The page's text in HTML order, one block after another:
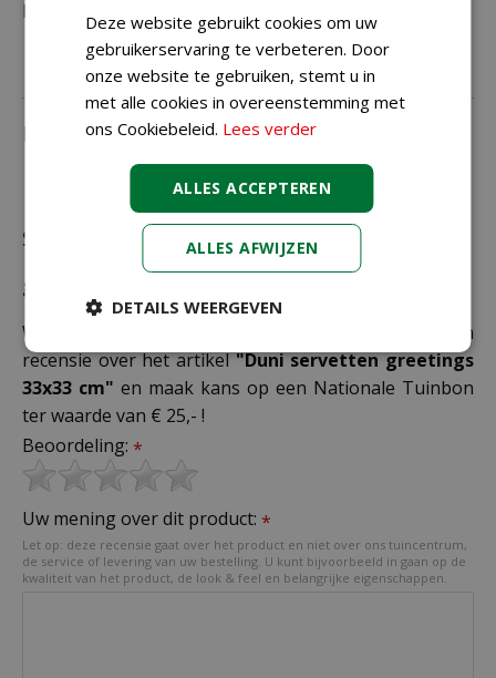
bestelling plaatst.
Recensies
Schrijf zelf een recensie over "Duni servetten
greetings 33x33 cm"
Wij zijn benieuwd naar uw mening! Schrijf een
recensie over het artikel"Duni servetten greetings
33x33 cm" en maak kans op een Nationale Tuinbon
ter waarde van € 25,- !
Beoordeling: *
Uw mening over dit product: *
Let op: deze recensie gaat over het product en niet over ons tuincentrum,
de service of levering van uw bestelling. U kunt bijvoorbeeld in gaan op de
kwaliteit van het product, de look & feel en belangrijke eigenschappen.
Deze website gebruikt cookies om uw
gebruikerservaring te verbeteren. Door
onze website te gebruiken, stemt u in
met alle cookies in overeenstemming met
ons Cookiebeleid. Lees verder
ALLES ACCEPTEREN
ALLES AFWIJZEN
DETAILS WEERGEVEN